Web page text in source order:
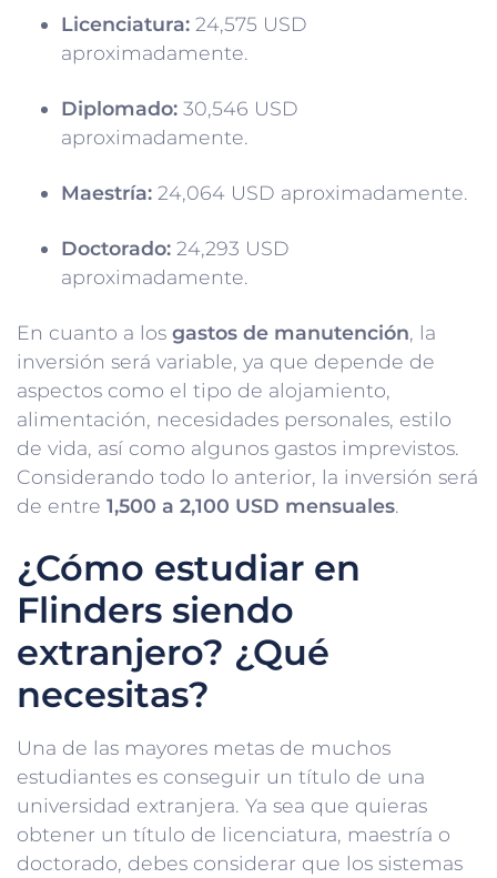
Licenciatura: 24,575 USD
aproximadamente.
Diplomado: 30,546 USD
aproximadamente.
Maestría: 24,064 USD aproximadamente.
Doctorado: 24,293 USD
aproximadamente.
En cuanto a los gastos de manutención, la
inversión será variable, ya que depende de
aspectos como el tipo de alojamiento,
alimentación, necesidades personales, estilo
de vida, así como algunos gastos imprevistos.
Considerando todo lo anterior, la inversión será
de entre 1,500 a 2,100 USD mensuales.
¿Cómo estudiar en
Flinders siendo
extranjero? ¿Qué
necesitas?
Una de las mayores metas de muchos
estudiantes es conseguir un título de una
universidad extranjera. Ya sea que quieras
obtener un título de licenciatura, maestría o
doctorado, debes considerar que los sistemas